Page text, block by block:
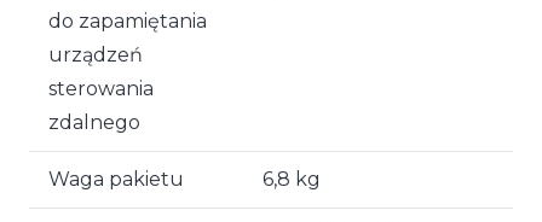
do zapamiętania
urządzeń
sterowania
zdalnego
Waga pakietu 6,8 kg